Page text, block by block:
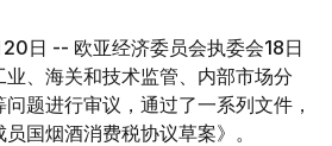
日 -- 欧亚经济委员会执委会18日
、海关和技术监管、内部市场分
题进行审议，通过了一系列文件，
国烟酒消费税协议草案》。